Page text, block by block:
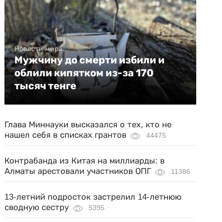
Новости мира
Мужчину до смерти избили и
облили кипятком из-за 170
тысяч тенге
Глава Миннауки высказался о тех, кто не
нашел себя в списках грантов
44475
Контрабанда из Китая на миллиарды: в
Алматы арестовали участников ОПГ
11386
13-летний подросток застрелил 14-летнюю
сводную сестру
5395